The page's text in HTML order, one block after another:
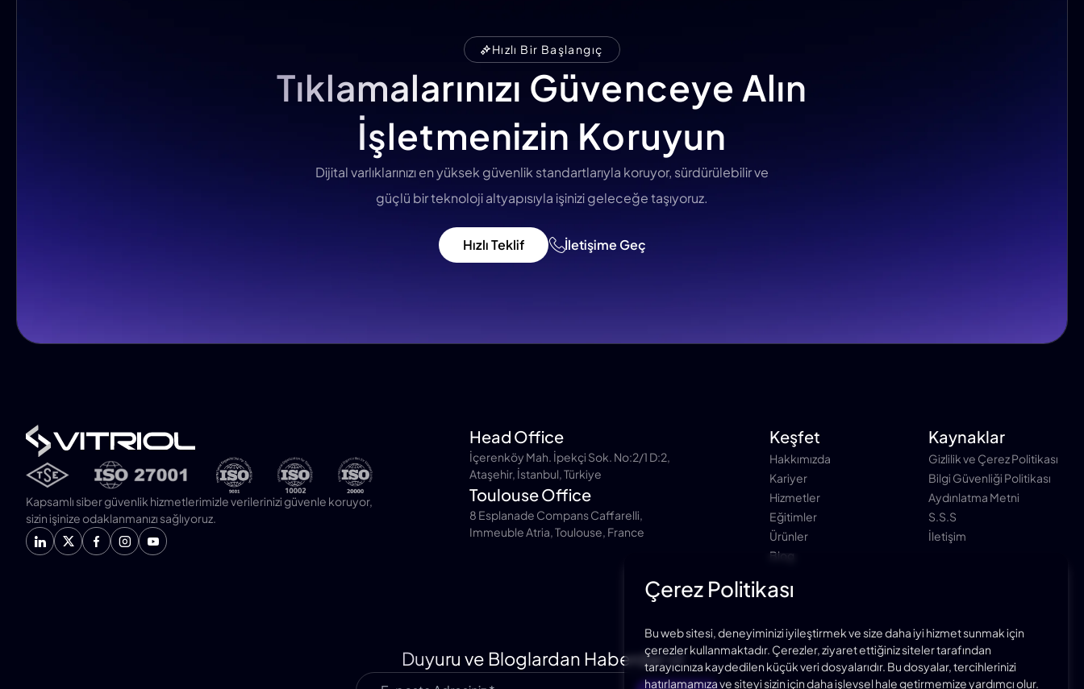
Hızlı Bir Başlangıç
Tıklamalarınızı Güvenceye Alın
İşletmenizin Koruyun
Dijital varlıklarınızı en yüksek güvenlik standartlarıyla koruyor, sürdürülebilir ve
güçlü bir teknoloji altyapısıyla işinizi geleceğe taşıyoruz.
Hızlı Teklif İletişime Geç
Kapsamlı siber güvenlik hizmetlerimizle verilerinizi güvenle koruyor,
sizin işinize odaklanmanızı sağlıyoruz.
Head Office
İçerenköy Mah. İpekçi Sok. No:2/1 D:2,
Ataşehir, İstanbul, Türkiye
Toulouse Office
8 Esplanade Compans Caffarelli,
Immeuble Atria, Toulouse, France
Keşfet
Hakkımızda
Kariyer
Hizmetler
Eğitimler
Ürünler
Blog
Kaynaklar
Gizlilik ve Çerez Politikası
Bilgi Güvenliği Politikası
Aydınlatma Metni
S.S.S
İletişim
Duyuru ve Bloglardan Haberdar ol
Çerez Politikası
Bu web sitesi, deneyiminizi iyileştirmek ve size daha iyi hizmet sunmak için
çerezler kullanmaktadır. Çerezler, ziyaret ettiğiniz siteler tarafından
tarayıcınıza kaydedilen küçük veri dosyalarıdır. Bu dosyalar, tercihlerinizi
hatırlamamıza ve siteyi sizin için daha işlevsel hale getirmemize yardımcı olur.